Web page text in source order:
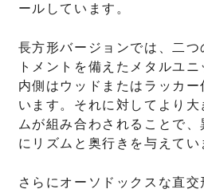
ールしています。
長方形バージョンでは、二
トメントを備えたメタルユニ
内側はウッドまたはラッカ
います。それに対してより
ムが組み合わされることで
にリズムと奥行きを与えてい
さらにオーソドックスな直